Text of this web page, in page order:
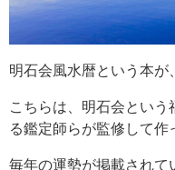
明石会風水暦という本が
こちらは、明石会とい
る鑑定師らが監修して作
毎年の運勢が掲載されて